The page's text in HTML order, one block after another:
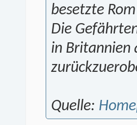
besetzte
Die
in Britannien
Quelle: